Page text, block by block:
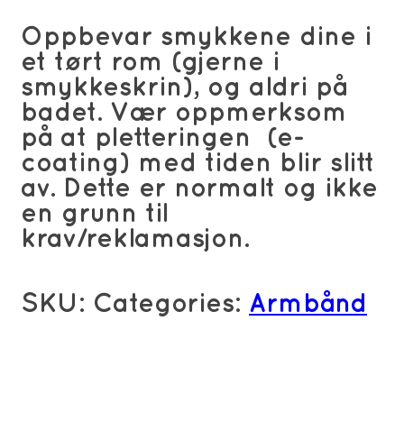
Oppbevar smykkene dine i
et tørt rom (gjerne i
smykkeskrin), og aldri på
badet. Vær oppmerksom
på at pletteringen (e-
coating) med tiden blir slitt
av. Dette er normalt og ikke
en grunn til
krav/reklamasjon.
SKU: Categories: Armbånd